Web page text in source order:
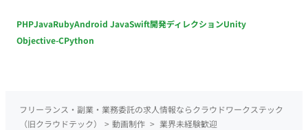
PHPJavaRubyAndroid JavaSwift開発ディレクションUnity
Objective-CPython
フリーランス・副業・業務委託の求人情報ならクラウドワークステック
（旧クラウドテック）
> 動画制作 > 業界未経験歓迎